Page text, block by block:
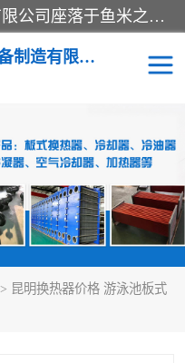
泰州市金锐达换热设备制造有限公司座落于鱼米之乡、祥泰之州一江苏泰州。是一家多年从事换热设备研究、设计、制造、销售、服务于一体的生产企业。
泰州市金锐达换热设备制造有限公司
> 昆明换热器价格 游泳池板式
换热器
预热器